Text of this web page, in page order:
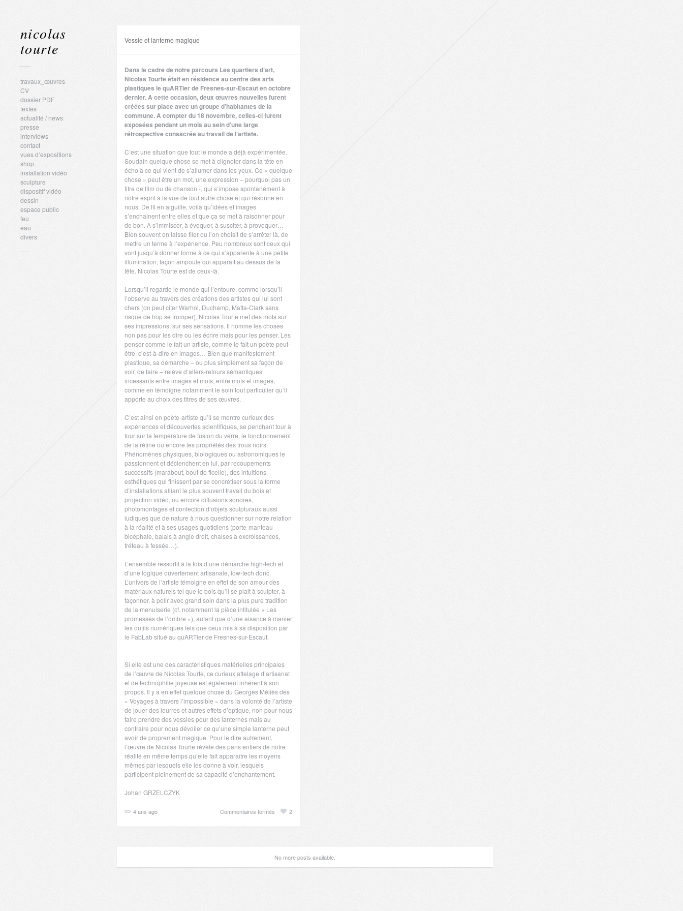
nicolas
tourte
travaux_œuvres
CV
dossier PDF
textes
actualité / news
presse
interviews
contact
vues d’expositions
shop
installation vidéo
sculpture
dispositif vidéo
dessin
espace public
feu
eau
divers
Vessie et lanterne magique
Dans le cadre de notre parcours Les quartiers d’art,
Nicolas Tourte était en résidence au centre des arts
plastiques le quARTier de Fresnes-sur-Escaut en octobre
dernier. A cette occasion, deux œuvres nouvelles furent
créées sur place avec un groupe d’habitantes de la
commune. A compter du 18 novembre, celles-ci furent
exposées pendant un mois au sein d’une large
rétrospective consacrée au travail de l’artiste.
C’est une situation que tout le monde a déjà expérimentée.
Soudain quelque chose se met à clignoter dans la tête en
écho à ce qui vient de s’allumer dans les yeux. Ce « quelque
chose » peut être un mot, une expression – pourquoi pas un
titre de film ou de chanson -, qui s’impose spontanément à
notre esprit à la vue de tout autre chose et qui résonne en
nous. De fil en aiguille, voilà qu’idées et images
s’enchainent entre elles et que ça se met à raisonner pour
de bon. A s’immiscer, à évoquer, à susciter, à provoquer…
Bien souvent on laisse filer ou l’on choisit de s’arrêter là, de
mettre un terme à l’expérience. Peu nombreux sont ceux qui
vont jusqu’à donner forme à ce qui s’apparente à une petite
illumination, façon ampoule qui apparaît au dessus de la
tête. Nicolas Tourte est de ceux-là.
Lorsqu’il regarde le monde qui l’entoure, comme lorsqu’il
l’observe au travers des créations des artistes qui lui sont
chers (on peut citer Warhol, Duchamp, Matta-Clark sans
risque de trop se tromper), Nicolas Tourte met des mots sur
ses impressions, sur ses sensations. Il nomme les choses
non pas pour les dire ou les écrire mais pour les penser. Les
penser comme le fait un artiste, comme le fait un poète peut-
être, c’est-à-dire en images… Bien que manifestement
plastique, sa démarche – ou plus simplement sa façon de
voir, de faire – relève d’allers-retours sémantiques
incessants entre images et mots, entre mots et images,
comme en témoigne notamment le soin tout particulier qu’il
apporte au choix des titres de ses œuvres.
C’est ainsi en poète-artiste qu’il se montre curieux des
expériences et découvertes scientifiques, se penchant tour à
tour sur la température de fusion du verre, le fonctionnement
de la rétine ou encore les propriétés des trous noirs.
Phénomènes physiques, biologiques ou astronomiques le
passionnent et déclenchent en lui, par recoupements
successifs (marabout, bout de ficelle), des intuitions
esthétiques qui finissent par se concrétiser sous la forme
d’installations alliant le plus souvent travail du bois et
projection vidéo, ou encore diffusions sonores,
photomontages et confection d’objets sculpturaux aussi
ludiques que de nature à nous questionner sur notre relation
à la réalité et à ses usages quotidiens (porte-manteau
bicéphale, balais à angle droit, chaises à excroissances,
tréteau à fessée…).
L’ensemble ressortit à la fois d’une démarche high-tech et
d’une logique ouvertement artisanale, low-tech donc.
L’univers de l’artiste témoigne en effet de son amour des
matériaux naturels tel que le bois qu’il se plait à sculpter, à
façonner, à polir avec grand soin dans la plus pure tradition
de la menuiserie (cf. notamment la pièce intitulée « Les
promesses de l’ombre »), autant que d’une aisance à manier
les outils numériques tels que ceux mis à sa disposition par
le FabLab situé au quARTier de Fresnes-sur-Escaut.
Si elle est une des caractéristiques matérielles principales
de l’œuvre de Nicolas Tourte, ce curieux attelage d’artisanat
et de technophilie joyeuse est également inhérent à son
propos. Il y a en effet quelque chose du Georges Méliès des
« Voyages à travers l’impossible » dans la volonté de l’artiste
de jouer des leurres et autres effets d’optique, non pour nous
faire prendre des vessies pour des lanternes mais au
contraire pour nous dévoiler ce qu’une simple lanterne peut
avoir de proprement magique. Pour le dire autrement,
l’œuvre de Nicolas Tourte révèle des pans entiers de notre
réalité en même temps qu’elle fait apparaître les moyens
mêmes par lesquels elle les donne à voir, lesquels
participent pleinement de sa capacité d’enchantement.
Johan GRZELCZYK
4 ans ago 2
Commentaires fermés sur
No more posts available.